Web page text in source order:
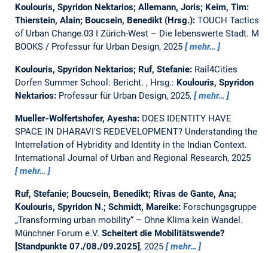
Koulouris, Spyridon Nektarios; Allemann, Joris; Keim, Tim:
Thierstein, Alain; Boucsein, Benedikt (Hrsg.): TOUCH Tactics
of Urban Change.03 I Zürich-West – Die lebenswerte Stadt. M
BOOKS / Professur für Urban Design, 2025
mehr…
Koulouris, Spyridon Nektarios; Ruf, Stefanie: Rail4Cities
Dorfen Summer School: Bericht. , Hrsg.: Koulouris, Spyridon
Nektarios: Professur für Urban Design, 2025, mehr…
Mueller‐Wolfertshofer, Ayesha: DOES IDENTITY HAVE
SPACE IN DHARAVI'S REDEVELOPMENT? Understanding the
Interrelation of Hybridity and Identity in the Indian Context.
International Journal of Urban and Regional Research, 2025
mehr…
Ruf, Stefanie; Boucsein, Benedikt; Rivas de Gante, Ana;
Koulouris, Spyridon N.; Schmidt, Mareike: Forschungsgruppe
„Transforming urban mobility“ – Ohne Klima kein Wandel.
Münchner Forum e.V. Scheitert die Mobilitätswende?
[Standpunkte 07./08./09.2025], 2025 mehr…